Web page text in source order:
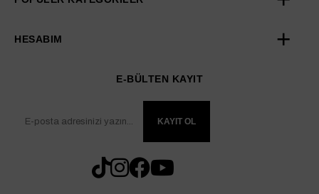
HESABIM
E-BÜLTEN KAYIT
KAYIT OL